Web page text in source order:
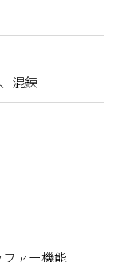
混錬
ァー機能